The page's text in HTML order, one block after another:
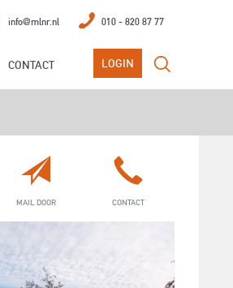
010 - 820 87 77
info@mlnr.nl
BEDRIJFSTAXATIES
CONTACT LOGIN
CONTACT
MAIL DOOR